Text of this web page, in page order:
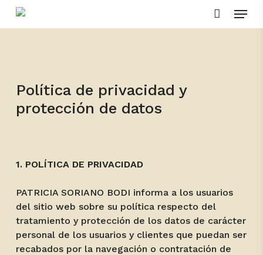
Skip
Menu
Política de privacidad y
protección de datos
1. POLÍTICA DE PRIVACIDAD
PATRICIA SORIANO BODI informa a los usuarios
del sitio web sobre su política respecto del
tratamiento y protección de los datos de carácter
personal de los usuarios y clientes que puedan ser
recabados por la navegación o contratación de